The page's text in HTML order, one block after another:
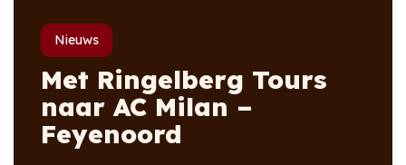
Nieuws
Met Ringelberg Tours
naar AC Milan –
Feyenoord